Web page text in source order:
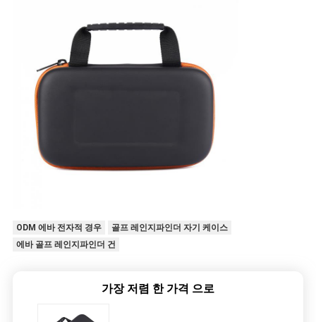
ODM 에바 전자적 경우
골프 레인지파인더 자기 케이스
에바 골프 레인지파인더 건
가장 저렴 한 가격 으로